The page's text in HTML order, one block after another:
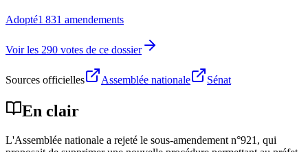
Adopté1 831 amendements
Voir les 290 votes de ce dossier
Sources officielles Assemblée nationale Sénat
En clair
L'Assemblée nationale a rejeté le sous-amendement n°921, qui